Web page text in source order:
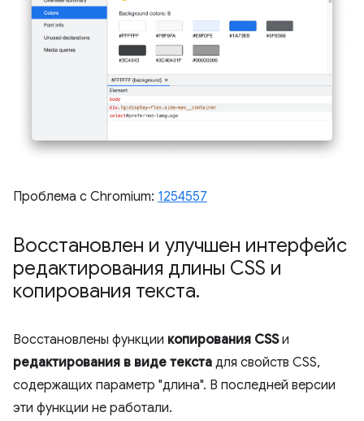
Проблема с Chromium: 1254557
Восстановлен и улучшен интерфейс
редактирования длины CSS и
копирования текста.
Восстановлены функции копирования CSSи
редактирования в виде текста для свойств CSS,
содержащих параметр "длина". В последней версии
эти функции не работали.